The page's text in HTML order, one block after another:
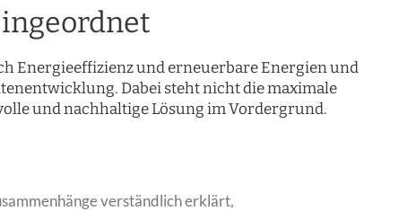
Energieeffizienz und erneuerbare Energien und
Dabei steht nicht die maximale
und nachhaltige Lösung im Vordergrund.
verständlich erklärt,